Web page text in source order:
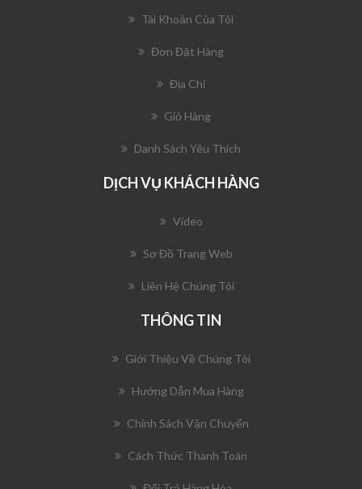
Tài Khoản Của Tôi
Đơn Đặt Hàng
Địa Chỉ
Giỏ Hàng
Danh Sách Yêu Thích
DỊCH VỤ KHÁCH HÀNG
Video
Sơ Đồ Trang Web
Liên Hệ Chúng Tôi
THÔNG TIN
Giới Thiệu Về Chúng Tôi
Hướng Dẫn Mua Hàng
Chính Sách Vận Chuyển
Cách Thức Thanh Toán